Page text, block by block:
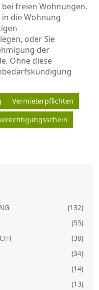
freien Wohnungen.
die Wohnung
oder Sie
der
Ohne diese
Vermieterpflichten
(132)
(55)
(38)
(34)
(14)
(13)